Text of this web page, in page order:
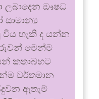
ලබාදෙන ඖෂධ
හැකි ද යන්න
මෙන්ම
කතාබහට
වර්තමාන
ඇතැම්